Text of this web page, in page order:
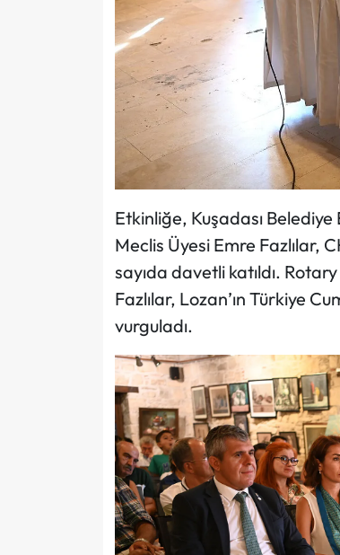
Etkinliğe, Kuşadası Belediye
Meclis Üyesi Emre Fazlılar,
sayıda davetli katıldı.
Fazlılar, Lozan’ın Türkiye
vurguladı.